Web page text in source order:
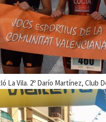
La Vila. 2º Darío Martínez, Club